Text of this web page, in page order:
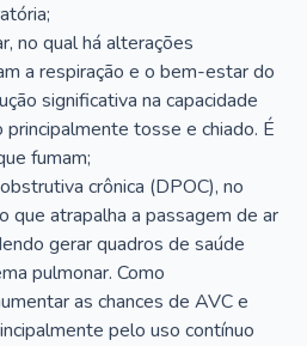
no qual há alterações
a respiração e o bem-estar do
significativa na capacidade
principalmente tosse e chiado. É
fumam;
crônica (DPOC), no
que atrapalha a passagem de ar
gerar quadros de saúde
pulmonar. Como
as chances de AVC e
pelo uso contínuo